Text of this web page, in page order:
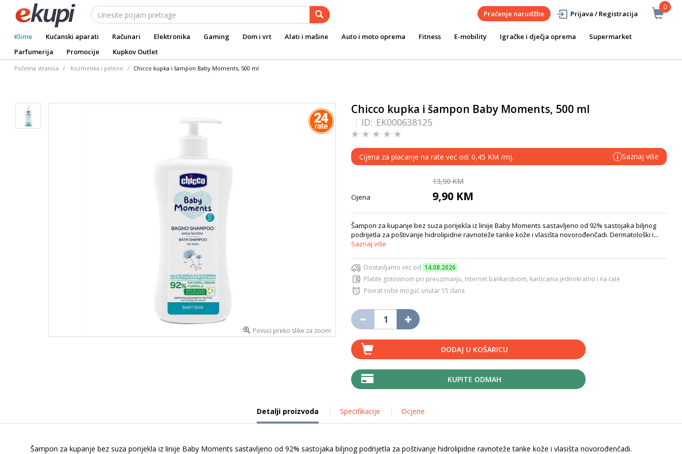
0
Praćenje narudžbe Prijava / Registracija
Klime Kućanski aparati Računari Elektronika Gaming Dom i vrt Alati i mašine Auto i moto oprema Fitness E-mobility Igračke i dječja oprema
Supermarket
Parfumerija
Promocije Kupkov Outlet
Početna stranica Kozmetika i pelene Chicco kupka i šampon Baby Moments, 500 ml
Povuci preko slike za zoom
Chicco kupka i šampon Baby Moments, 500 ml
ID: EK000638125
Cijena za plaćanje na rate već od: 0,45 KM /mj. i Saznaj više
13,90 KM
Cijena 9,90 KM
Šampon za kupanje bez suza porijekla iz linije Baby Moments sastavljeno od 92% sastojaka biljnog
podrijetla za poštivanje hidrolipidne ravnoteže tanke kože i vlasišta novorođenčadi. Dermatološki i...
Saznaj više
Dostavljamo već od 14.08.2026
Platite gotovinom pri preuzimanju, Internet bankarstvom, karticama jednokratno i na rate
Povrat robe moguć unutar 15 dana
DODAJ U KOŠARICU
KUPITE ODMAH
Detalji proizvoda Specifikacije Ocjene
Šampon za kupanje bez suza porijekla iz linije Baby Moments sastavljeno od 92% sastojaka biljnog podrijetla za poštivanje hidrolipidne ravnoteže tanke kože i vlasišta novorođenčadi.